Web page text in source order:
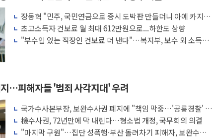
장동혁 "민주, 국민연금으로 증시 도박판 만들더니 아예 카지노
차릴 판"
초고소득자 건보료 월 최대 612만원으로...하한도 상향
"부수입 있는 직장인 건보료 더 낸다"…복지부, 보수 외 소득월
…피해자들 '범죄 사각지대' 우려
국가수사본부장, 보완수사권 폐지에 "책임 막중…'공룡경찰' 우
려 해소"
檢수사권, 72년만에 막 내린다…형소법 개정, 국무회의 의결
"마지막 구원"…집단 성폭행·부산 돌려차기 피해자, 보완수사